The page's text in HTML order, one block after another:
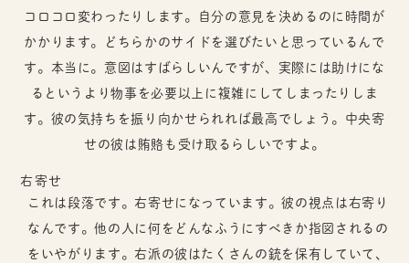
コロコロ変わったりします。自分の意見を決めるのに時間が
かかります。どちらかのサイドを選びたいと思っているんで
す。本当に。意図はすばらしいんですが、実際には助けにな
るというより物事を必要以上に複雑にしてしまったりしま
す。彼の気持ちを振り向かせられれば最高でしょう。中央寄
せの彼は賄賂も受け取るらしいですよ。
右寄せ
これは段落です。右寄せになっています。彼の視点は右寄り
なんです。他の人に何をどんなふうにすべきか指図されるの
をいやがります。右派の彼はたくさんの銃を保有していて、